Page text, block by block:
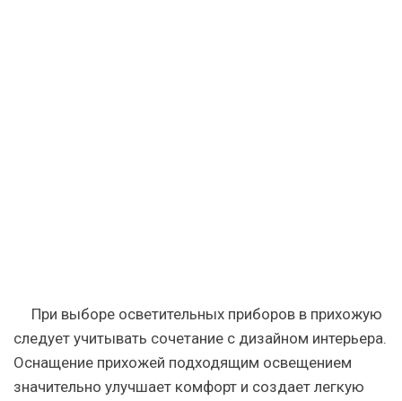
При выборе осветительных приборов в прихожую
следует учитывать сочетание с дизайном интерьера.
Оснащение прихожей подходящим освещением
значительно улучшает комфорт и создает легкую